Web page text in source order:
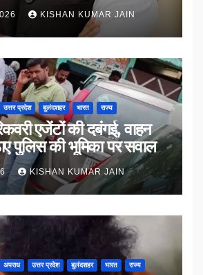
KISHAN KUMAR JAIN
उत्तर प्रदेश बुलंदशहर भारत राज्य
की दबंगई, वाहन
पुलिस की भूमिका पर सवाल
KISHAN KUMAR JAIN
अपराध उत्तर प्रदेश बुलंदशहर भारत राज्य